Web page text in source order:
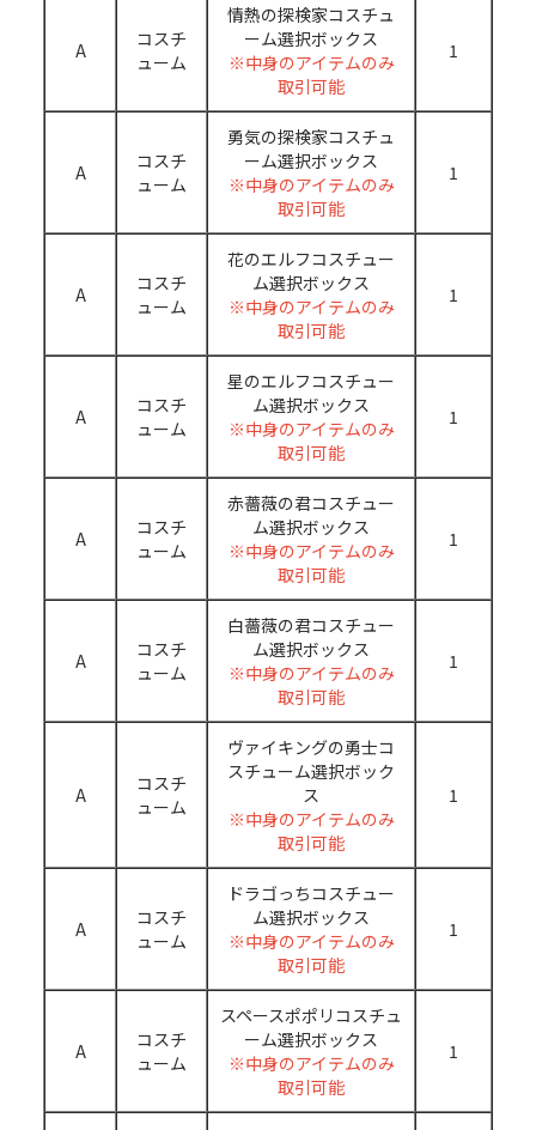
A
コスチ
ューム
情熱の探検家コスチュ
ーム選択ボックス
※中身のアイテムのみ
取引可能
1
A
コスチ
ューム
勇気の探検家コスチュ
ーム選択ボックス
※中身のアイテムのみ
取引可能
1
A
コスチ
ューム
花のエルフコスチュー
ム選択ボックス
※中身のアイテムのみ
取引可能
1
A
コスチ
ューム
星のエルフコスチュー
ム選択ボックス
※中身のアイテムのみ
取引可能
1
A
コスチ
ューム
赤薔薇の君コスチュー
ム選択ボックス
※中身のアイテムのみ
取引可能
1
A
コスチ
ューム
白薔薇の君コスチュー
ム選択ボックス
※中身のアイテムのみ
取引可能
1
A
コスチ
ューム
ヴァイキングの勇士コ
スチューム選択ボック
ス
※中身のアイテムのみ
取引可能
1
A
コスチ
ューム
ドラゴっちコスチュー
ム選択ボックス
※中身のアイテムのみ
取引可能
1
A
コスチ
ューム
スペースポポリコスチュ
ーム選択ボックス
※中身のアイテムのみ
取引可能
1